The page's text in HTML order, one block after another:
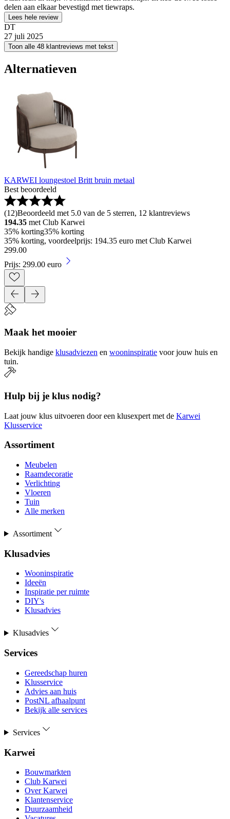
delen aan elkaar bevestigd met tiewraps.
Lees hele review
DT
27 juli 2025
Toon alle 48 klantreviews met tekst
Alternatieven
KARWEI loungestoel Britt bruin metaal
Best beoordeeld
(12)Beoordeeld met 5.0 van de 5 sterren, 12 klantreviews
194.35 met Club Karwei
35% korting35% korting
35% korting, voordeelprijs: 194.35 euro met Club Karwei
299.00
Prijs: 299.00 euro
Maak het mooier
Bekijk handige klusadviezen en wooninspiratie voor jouw huis en
tuin.
Hulp bij je klus nodig?
Laat jouw klus uitvoeren door een klusexpert met de Karwei
Klusservice
Assortiment
Meubelen
Raamdecoratie
Verlichting
Vloeren
Tuin
Alle merken
Assortiment
Klusadvies
Wooninspiratie
Ideeën
Inspiratie per ruimte
DIY's
Klusadvies
Klusadvies
Services
Gereedschap huren
Klusservice
Advies aan huis
PostNL afhaalpunt
Bekijk alle services
Services
Karwei
Bouwmarkten
Club Karwei
Over Karwei
Klantenservice
Duurzaamheid